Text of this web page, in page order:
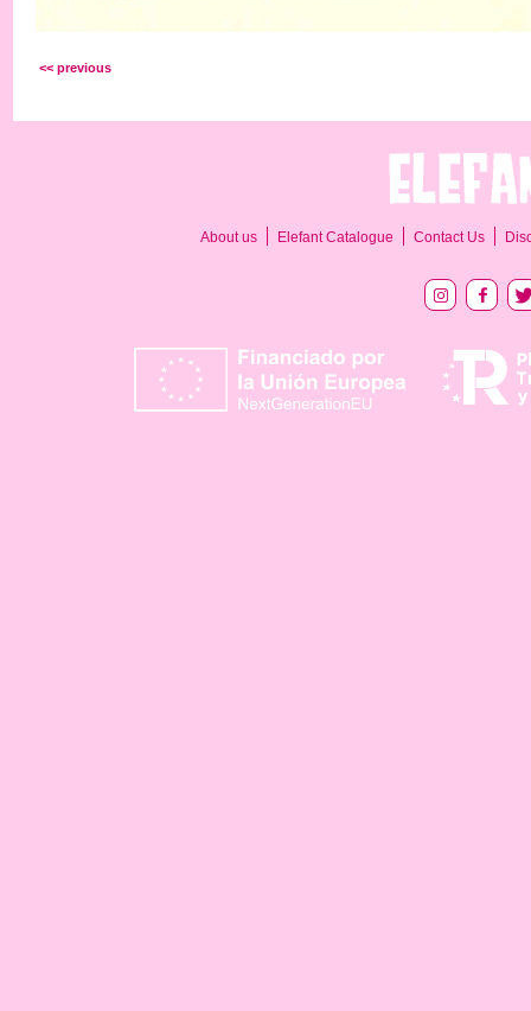
<< previous
About us Elefant Catalogue Contact Us